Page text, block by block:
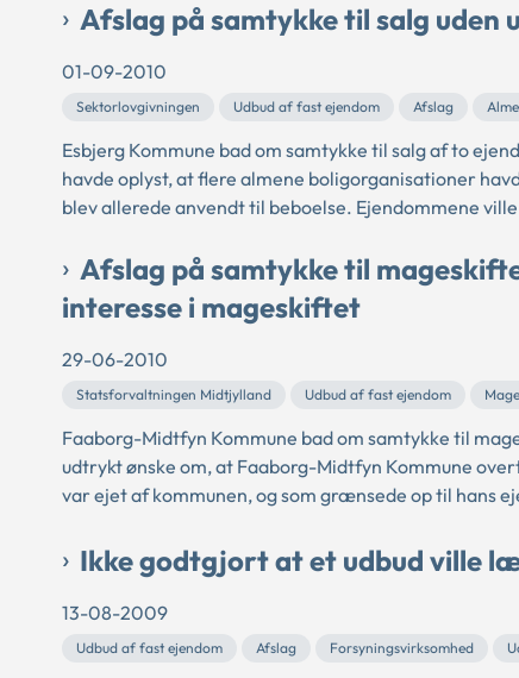
Afslag på samtykke til salg
01-09-2010
Sektorlovgivningen Udbud af fast ejendom Afslag
Esbjerg Kommune bad om samtykke til salg af to
havde oplyst, at flere almene boligorganisationer
blev allerede anvendt til beboelse. Ejendommene
Afslag på samtykke til
interesse i mageskiftet
29-06-2010
Statsforvaltningen Midtjylland Udbud af fast ejendom
Faaborg-Midtfyn Kommune bad om samtykke til
udtrykt ønske om, at Faaborg-Midtfyn Kommune
var ejet af kommunen, og som grænsede op til hans
Ikke godtgjort at et udbud ville
13-08-2009
Udbud af fast ejendom Afslag Forsyningsvirksomhed